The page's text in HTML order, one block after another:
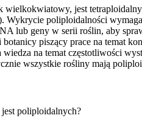
wielkokwiatowy, jest
Wykrycie poliploidalności
lub geny w serii roślin, aby
piszący prace na temat
na temat częstotliwości
wszystkie rośliny mają
poliploidalnych?